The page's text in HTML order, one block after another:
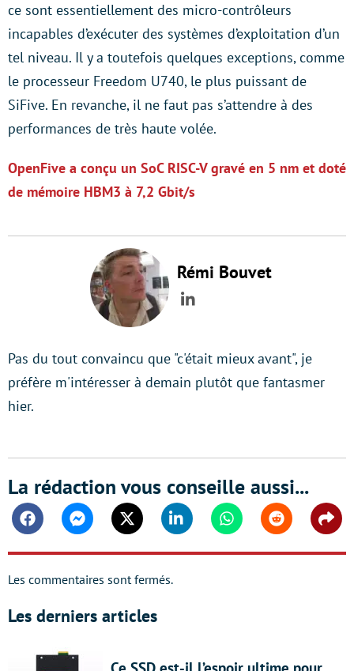
ce sont essentiellement des micro-contrôleurs
incapables d’exécuter des systèmes d’exploitation d’un
tel niveau. Il y a toutefois quelques exceptions, comme
le processeur Freedom U740, le plus puissant de
SiFive. En revanche, il ne faut pas s’attendre à des
performances de très haute volée.
OpenFive a conçu un SoC RISC-V gravé en 5 nm et doté
de mémoire HBM3 à 7,2 Gbit/s
Rémi Bouvet
LinkedIn
Pas du tout convaincu que "c'était mieux avant", je
préfère m'intéresser à demain plutôt que fantasmer
hier.
La rédaction vous conseille aussi...
FacebookMessengerTwitter Linkedin WhatsappReddit
Les commentaires sont fermés.
Les derniers articles